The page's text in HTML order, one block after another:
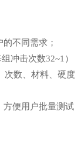
不同需求；
冲击次数32~1）
次数、材料、硬度
方便用户批量测试